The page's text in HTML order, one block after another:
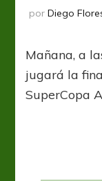
por Diego
Mañana, a
jugará la
SuperCopa